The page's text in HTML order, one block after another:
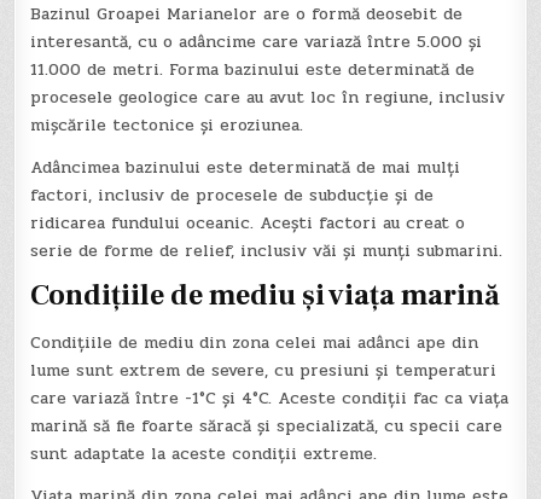
Bazinul Groapei Marianelor are o formă deosebit de
interesantă, cu o adâncime care variază între 5.000 și
11.000 de metri. Forma bazinului este determinată de
procesele geologice care au avut loc în regiune, inclusiv
mișcările tectonice și eroziunea.
Adâncimea bazinului este determinată de mai mulți
factori, inclusiv de procesele de subducție și de
ridicarea fundului oceanic. Acești factori au creat o
serie de forme de relief, inclusiv văi și munți submarini.
Condițiile de mediu și viața marină
Condițiile de mediu din zona celei mai adânci ape din
lume sunt extrem de severe, cu presiuni și temperaturi
care variază între -1°C și 4°C. Aceste condiții fac ca viața
marină să fie foarte săracă și specializată, cu specii care
sunt adaptate la aceste condiții extreme.